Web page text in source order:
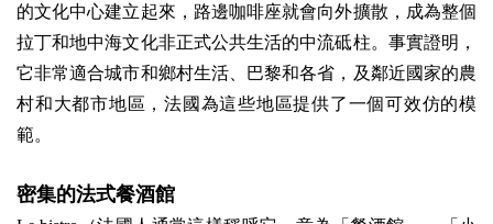
的文化中心建立起來，路邊咖啡座就會向外擴散，成為整個
拉丁和地中海文化非正式公共生活的中流砥柱。事實證明，
它非常適合城市和鄉村生活、巴黎和各省，及鄰近國家的農
村和大都市地區，法國為這些地區提供了一個可效仿的模
範。
密集的法式餐酒館